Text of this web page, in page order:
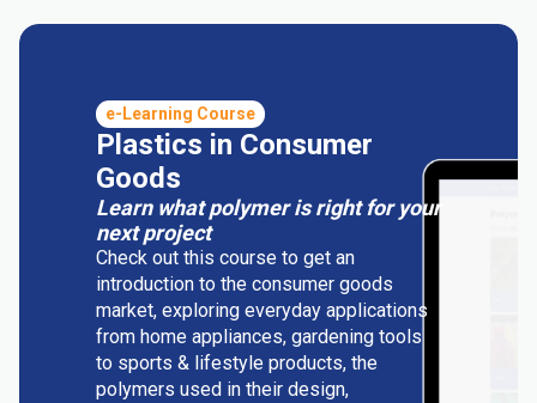
e-Learning Course
Plastics in Consumer
Goods
Learn what polymer is right for your
next project
Check out this course to get an
introduction to the consumer goods
market, exploring everyday applications
from home appliances, gardening tools
to sports & lifestyle products, the
polymers used in their design,